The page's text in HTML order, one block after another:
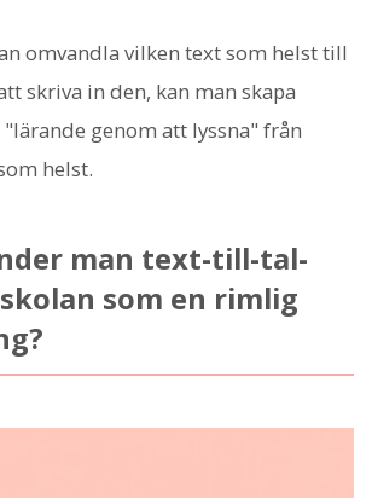
omvandla vilken text som helst till
skriva in den, kan man skapa
genom att lyssna" från
helst.
man text-till-tal-
som en rimlig